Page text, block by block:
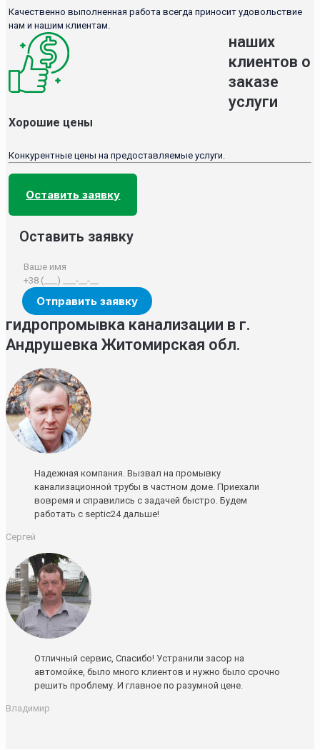
Качественно выполненная работа всегда приносит удовольствие
нам и нашим клиентам.
Хорошие цены
Конкурентные цены на предоставляемые услуги.
Оставить заявку
Оставить заявку
наших
клиентов о
заказе
услуги
гидропромывка канализации в г.
Андрушевка Житомирская обл.
Надежная компания. Вызвал на промывку
канализационной трубы в частном доме. Приехали
вовремя и справились с задачей быстро. Будем
работать с septic24 дальше!
Сергей
Отличный сервис, Спасибо! Устранили засор на
автомойке, было много клиентов и нужно было срочно
решить проблему. И главное по разумной цене.
Владимир